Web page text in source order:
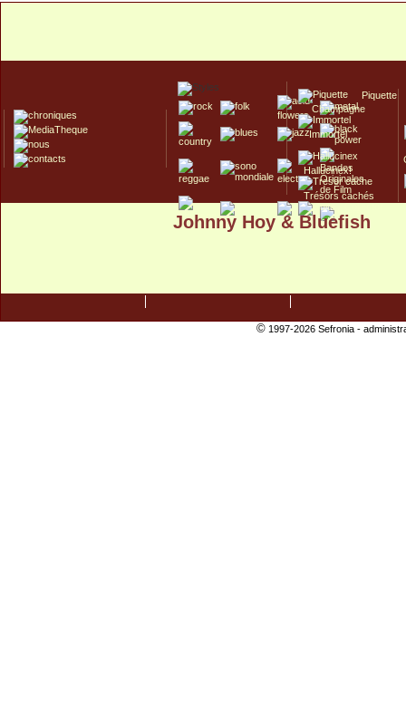
Piquette
Champagne
Immortel
Hallucinex!
Trésors cachés
Culte/Collector
Johnny Hoy & Bluefish
©1997-2026 Sefronia -